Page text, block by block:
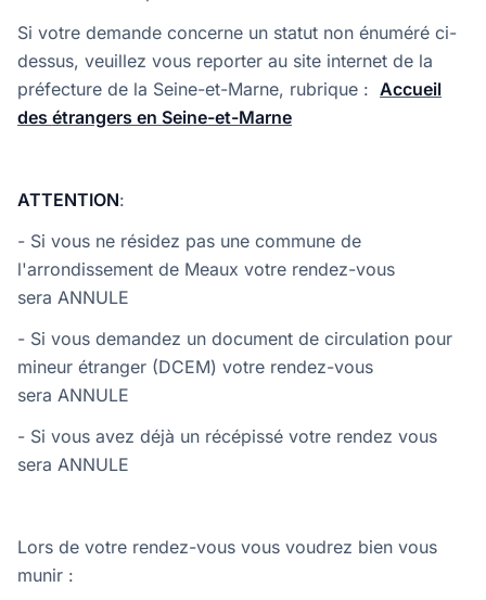
Si votre demande concerne un statut non énuméré ci-
dessus, veuillez vous reporter au site internet de la
préfecture de la Seine-et-Marne, rubrique : Accueil
des étrangers en Seine-et-Marne
ATTENTION:
- Si vous ne résidez pas une commune de
l'arrondissement de Meaux votre rendez-vous
sera ANNULE
- Si vous demandez un document de circulation pour
mineur étranger (DCEM) votre rendez-vous
sera ANNULE
- Si vous avez déjà un récépissé votre rendez vous
sera ANNULE
Lors de votre rendez-vous vous voudrez bien vous
munir :